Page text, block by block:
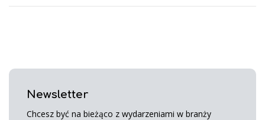
Newsletter
Chcesz być na bieżąco z wydarzeniami w branży